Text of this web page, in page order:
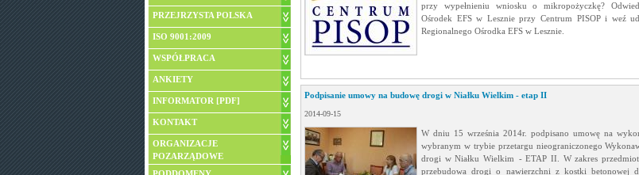
PRZEJRZYSTA POLSKA
ISO 9001:2009
WSPÓŁPRACA
ANKIETY
INFORMATOR [PDF]
KONTAKT
ORGANIZACJE
POZARZĄDOWE
przy wypełnieniu wniosku o mikropożyczkę?
Ośrodek EFS w Lesznie przy Centrum PISOP i weź
Regionalnego Ośrodka EFS w Lesznie.
Podpisanie umowy na budowę drogi w Niałku Wielkim - etap II
2014-09-15
W dniu 15 września 2014r. podpisano umowę na
wybranym w trybie przetargu nieograniczonego
drogi w Niałku Wielkim - ETAP II. W zakres
przebudowa drogi o nawierzchni z kostki betonowej